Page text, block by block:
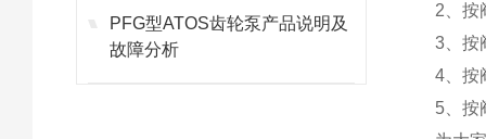
PFG型ATOS齿轮泵产品说明及
故障分析
2、按
3、按
4、按
5、按